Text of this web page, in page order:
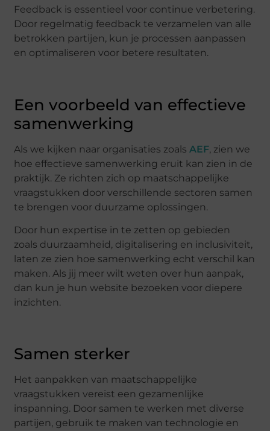
Feedback is essentieel voor continue verbetering.
Door regelmatig feedback te verzamelen van alle
betrokken partijen, kun je processen aanpassen
en optimaliseren voor betere resultaten.
Een voorbeeld van effectieve
samenwerking
Als we kijken naar organisaties zoalsAEF, zien we
hoe effectieve samenwerking eruit kan zien in de
praktijk. Ze richten zich op maatschappelijke
vraagstukken door verschillende sectoren samen
te brengen voor duurzame oplossingen.
Door hun expertise in te zetten op gebieden
zoals duurzaamheid, digitalisering en inclusiviteit,
laten ze zien hoe samenwerking echt verschil kan
maken. Als jij meer wilt weten over hun aanpak,
dan kun je hun website bezoeken voor diepere
inzichten.
Samen sterker
Het aanpakken van maatschappelijke
vraagstukken vereist een gezamenlijke
inspanning. Door samen te werken met diverse
partijen, gebruik te maken van technologie en